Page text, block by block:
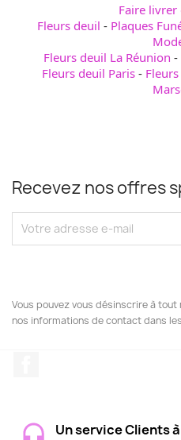
Faire livrer
Fleurs deuil - Plaques
Fleurs deuil La Réunion -
Fleurs deuil Paris -
Recevez nos offres
Vous pouvez vous désinscrire à
nos informations de contact dans
Un service Clients